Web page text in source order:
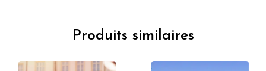
Produits similaires